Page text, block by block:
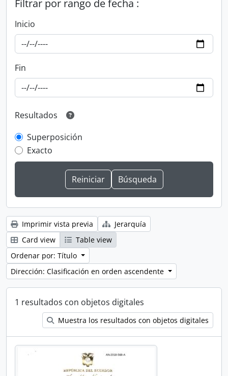
Filtrar por rango de fecha :
Inicio
Fin
Resultados
Superposición
Exacto
Imprimir vista previa
Jerarquía
Card view
Table view
Ordenar por: Título
Dirección: Clasificación en orden ascendente
1 resultados con objetos digitales
Muestra los resultados con objetos digitales